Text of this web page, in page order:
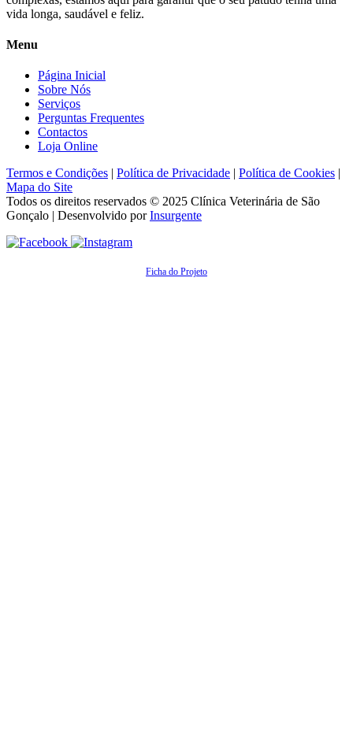
vida longa, saudável e feliz.
Menu
Página Inicial
Sobre Nós
Serviços
Perguntas Frequentes
Contactos
Loja Online
Termos e Condições | Política de Privacidade | Política de Cookies |
Mapa do Site
Todos os direitos reservados © 2025 Clínica Veterinária de São
Gonçalo | Desenvolvido porInsurgente
Ficha do Projeto